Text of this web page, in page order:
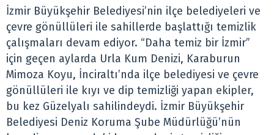
İzmir Büyükşehir Belediyesi’nin ilçe belediyeleri ve
çevre gönüllüleri ile sahillerde başlattığı temizlik
çalışmaları devam ediyor. “Daha temiz bir İzmir”
için geçen aylarda Urla Kum Denizi, Karaburun
Mimoza Koyu, İnciraltı’nda ilçe belediyesi ve çevre
gönüllüleri ile kıyı ve dip temizliği yapan ekipler,
bu kez Güzelyalı sahilindeydi. İzmir Büyükşehir
Belediyesi Deniz Koruma Şube Müdürlüğü’nün